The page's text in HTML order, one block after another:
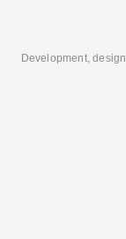
Development,